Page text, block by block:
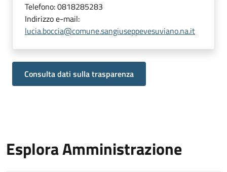
Telefono:0818285283
Indirizzo e-mail:
lucia.boccia@comune.sangiuseppevesuviano.na.it
Consulta dati sulla trasparenza
Esplora Amministrazione